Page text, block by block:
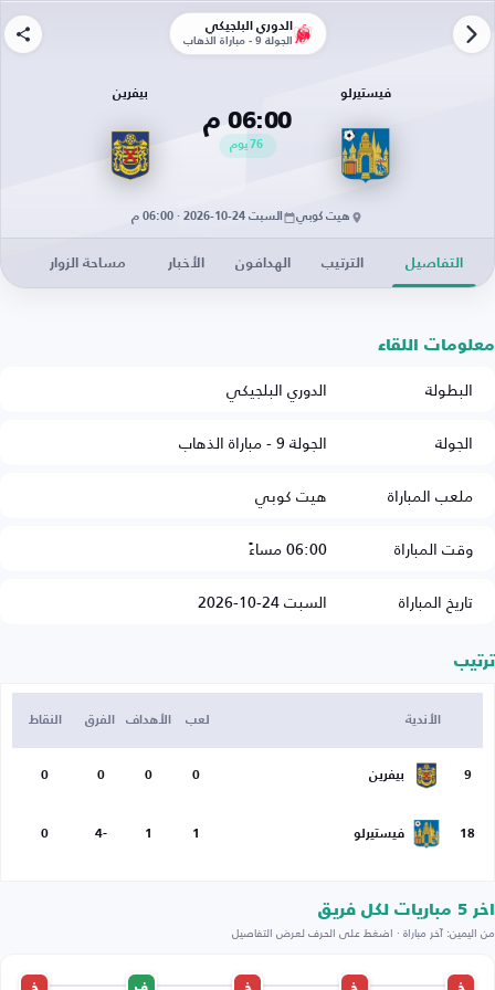
الدوري البلجيكي
الجولة 9 - مباراة الذهاب
فيستيرلو
06:00 م
76 يوم
بيفرين
هيت كوبي السبت 24-10-2026 · 06:00 م
التفاصيل الترتيب الهدافون الأخبار مساحة الزوار
معلومات اللقاء
البطولة
الدوري البلجيكي
الجولة
الجولة 9 - مباراة الذهاب
ملعب المباراة
هيت كوبي
وقت المباراة
06:00 مساءً
تاريخ المباراة
السبت 24-10-2026
ترتيب
الأندية لعب الأهداف الفرق النقاط
9 بيفرين 0
0
0
0
18 فيستيرلو 1
1
-4
0
اخر 5 مباريات لكل فريق
من اليمين: آخر مباراة · اضغط على الحرف لعرض التفاصيل